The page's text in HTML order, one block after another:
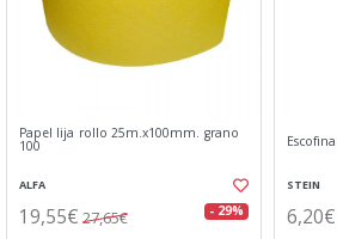
Papel lija rollo 25m.x100mm. grano
100
ALFA
19,55€ 27,65€ - 29%
STEIN
6,20€